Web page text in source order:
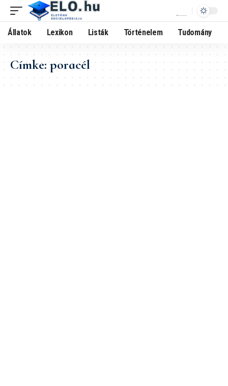
Állatok Lexikon Listák Történelem Tudomány
Címke:poracél